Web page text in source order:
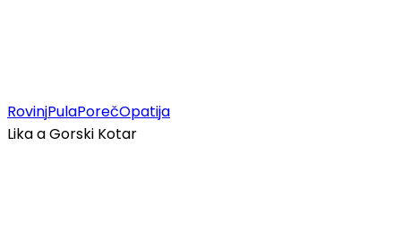
RovinjPulaPorečOpatija
Lika a Gorski Kotar